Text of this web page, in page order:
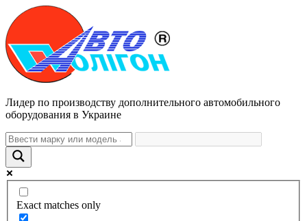
Лидер по производству дополнительного автомобильного
оборудования в Украине
Exact matches only